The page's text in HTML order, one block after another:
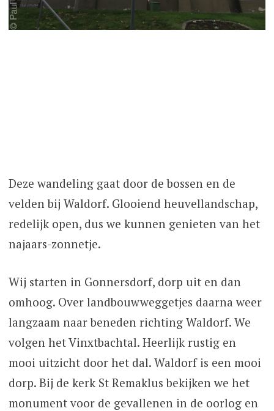
Deze wandeling gaat door de bossen en de
velden bij Waldorf. Glooiend heuvellandschap,
redelijk open, dus we kunnen genieten van het
najaars-zonnetje.
Wij starten in Gonnersdorf, dorp uit en dan
omhoog. Over landbouwweggetjes daarna weer
langzaam naar beneden richting Waldorf. We
volgen het Vinxtbachtal. Heerlijk rustig en
mooi uitzicht door het dal. Waldorf is een mooi
dorp. Bij de kerk St Remaklus bekijken we het
monument voor de gevallenen in de oorlog en